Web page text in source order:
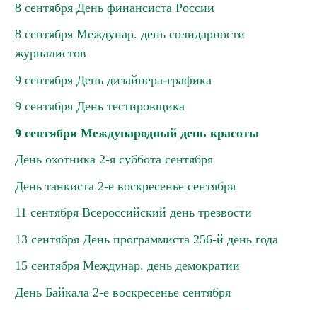
8 сентября День финансиста России
8 сентября Междунар. день солидарности
журналистов
9 сентября День дизайнера-графика
9 сентября День тестировщика
9 сентября Международный день красоты
День охотника 2-я суббота сентября
День танкиста 2-е воскресенье сентября
11 сентября Всероссийский день трезвости
13 сентября День программиста 256-й день года
15 сентября Междунар. день демократии
День Байкала 2-е воскресенье сентября